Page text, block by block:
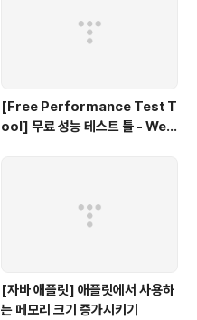
[Free Performance Test T
ool] 무료 성능 테스트 툴 - Web
[자바 애플릿] 애플릿에서 사용하
는 메모리 크기 증가시키기